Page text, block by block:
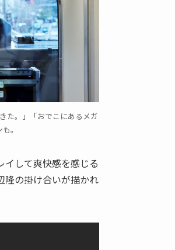
た。」「おでこにあるメガ
。
イして爽快感を感じる
隆の掛け合いが描かれ